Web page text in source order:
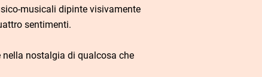
musicali dipinte visivamente
sentimenti.
nella nostalgia di qualcosa che